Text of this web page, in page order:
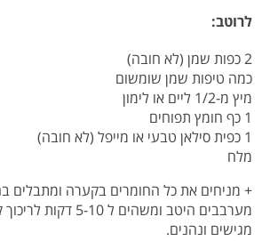
לרוטב:
2 כפות שמן (לא חובה)
כמה טיפות שמן שומשום
מיץ מ-1/2 ליים או לימון
1 כף חומץ תפוחים
1 כפית סילאן טבעי או מייפל (לא חובה)
מלח
+ מניחים את כל החומרים בקערה ומתבלים
מערבבים היטב ומשהים
מגישים ונהנים.